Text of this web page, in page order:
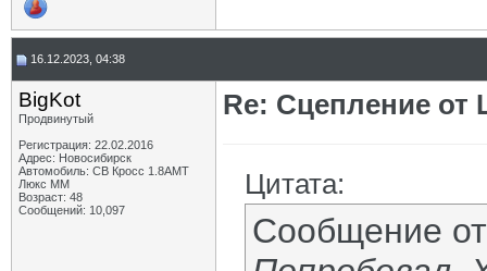
16.12.2023, 04:38
BigKot
Продвинутый
Регистрация: 22.02.2016
Адрес: Новосибирск
Автомобиль: СВ Кросс 1.8АМТ
Люкс ММ
Возраст: 48
Сообщений: 10,097
Re: Сцепление
Цитата:
Сообщение